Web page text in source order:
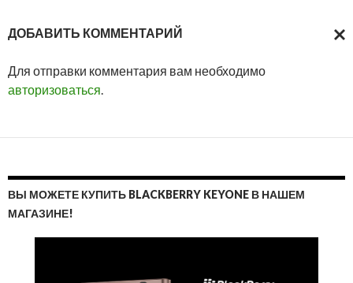
ДОБАВИТЬ КОММЕНТАРИЙ
Для отправки комментария вам необходимо
авторизоваться.
ВЫ МОЖЕТЕ КУПИТЬ BLACKBERRY KEYONE В НАШЕМ
МАГАЗИНЕ!